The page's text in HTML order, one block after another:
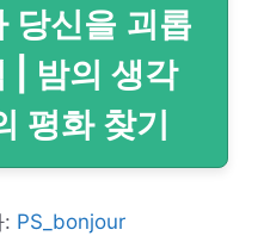
당신을 괴롭
| 밤의 생각
평화 찾기
: PS_bonjour